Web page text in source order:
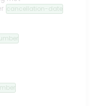
cancellation-date